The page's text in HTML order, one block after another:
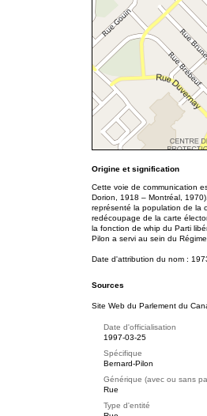
Origine et signification
Cette voie de communication
Dorion, 1918 – Montréal,
représenté la population de la
redécoupage de la carte
la fonction de whip du Parti
Pilon a servi au sein du
Date d'attribution du nom :
Sources
Site Web du Parlement du
Date d'officialisation
1997-03-25
Spécifique
Bernard-Pilon
Générique (avec ou sans
Rue
Type d'entité